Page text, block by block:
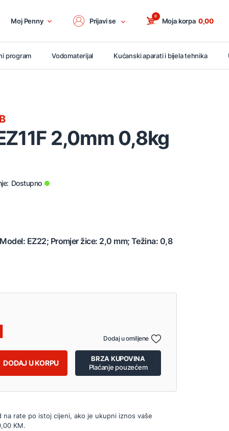
Moj Penny Prijavi se Moja korpa
0
0,00
program Vodomaterijal Kućanski aparati i bijela tehnika
2,0mm 0,8kg
Dostupno
EZ22; Promjer žice: 2,0 mm; Težina: 0,8
DODAJ U KORPU
BRZA KUPOVINA
Plaćanje pouzećem
Dodaj u omiljene
na rate po istoj cijeni, ako je ukupni iznos vaše
KM.